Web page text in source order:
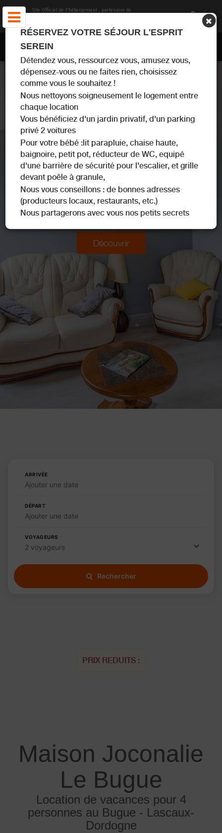
Site Officiel de l'hébergement , partenaire de
MAISON JOCONALIE LE BUGUE - LASCAUX-DORDOGNE
RÉSERVEZ VOTRE SÉJOUR L'ESPRIT
SEREIN
Détendez vous, ressourcez vous, amusez vous,
dépensez-vous ou ne faites rien, choisissez
comme vous le souhaitez !
Nous nettoyons soigneusement le logement entre
chaque location
Vous bénéficiez d'un jardin privatif, d'un parking
privé 2 voitures
Pour votre bébé :lit parapluie, chaise haute,
baignoire, petit pot, réducteur de WC, equipé
d'une barrière de sécurité pour l'escalier, et grille
devant poêle à granule,
Nous vous conseillons : de bonnes adresses
(producteurs locaux, restaurants, etc.)
Nous partagerons avec vous nos petits secrets
Découvrir
ARRIVÉE
Ajouter une date
DÉPART
Ajouter une date
VOYAGEURS
2 voyageurs
Rechercher
PRIX REDUITS :
Maison Joconalie
Le Bugue
Location de vacances pour 4
personnes au Bugue - Lascaux-
Dordogne